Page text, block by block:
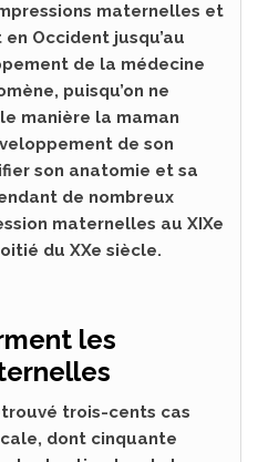
maternelles et
Occident jusqu’au
de la médecine
puisqu’on ne
manière la maman
de son
son anatomie et sa
de nombreux
maternelles au XIXe
du XXe siècle.
les
trois-cents cas
dont cinquante